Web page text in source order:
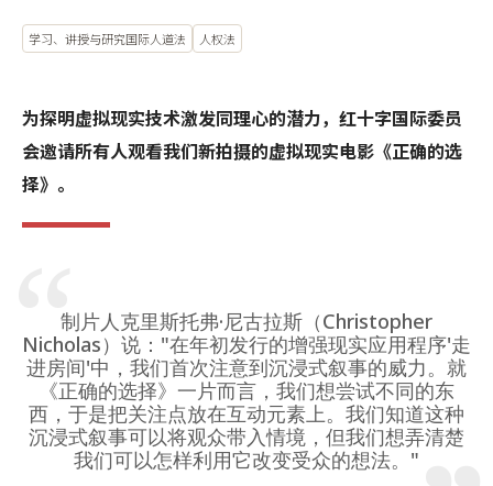
学习、讲授与研究国际人道法 人权法
为探明虚拟现实技术激发同理心的潜力，红十字国际委员
会邀请所有人观看我们新拍摄的虚拟现实电影《正确的选
择》。
制片人克里斯托弗·尼古拉斯（Christopher
Nicholas）说："在年初发行的增强现实应用程序'走
进房间'中，我们首次注意到沉浸式叙事的威力。就
《正确的选择》一片而言，我们想尝试不同的东
西，于是把关注点放在互动元素上。我们知道这种
沉浸式叙事可以将观众带入情境，但我们想弄清楚
我们可以怎样利用它改变受众的想法。"